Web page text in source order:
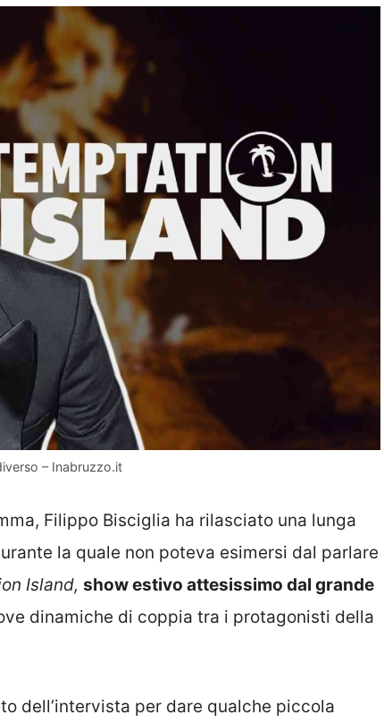
– Inabruzzo.it
Filippo Bisciglia ha rilasciato una lunga
la quale non poteva esimersi dal parlare
Island, show estivo attesissimo dal grande
dinamiche di coppia tra i protagonisti della
dell’intervista per dare qualche piccola